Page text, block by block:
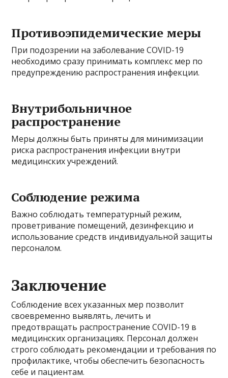
Противоэпидемические меры
При подозрении на заболевание COVID-19
необходимо сразу принимать комплекс мер по
предупреждению распространения инфекции.
Внутрибольничное
распространение
Меры должны быть приняты для минимизации
риска распространения инфекции внутри
медицинских учреждений.
Соблюдение режима
Важно соблюдать температурный режим,
проветривание помещений, дезинфекцию и
использование средств индивидуальной защиты
персоналом.
Заключение
Соблюдение всех указанных мер позволит
своевременно выявлять, лечить и
предотвращать распространение COVID-19 в
медицинских организациях. Персонал должен
строго соблюдать рекомендации и требования по
профилактике, чтобы обеспечить безопасность
себе и пациентам.